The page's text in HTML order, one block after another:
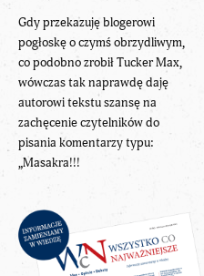
Gdy przekazuję blogerowi
pogłoskę o czymś obrzydliwym,
co podobno zrobił Tucker Max,
wówczas tak naprawdę daję
autorowi tekstu szansę na
zachęcenie czytelników do
pisania komentarzy typu:
„Masakra!!!